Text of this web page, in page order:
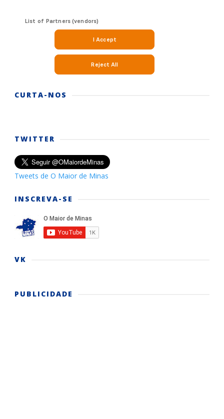
CURTA-NOS
TWITTER
Tweets de O Maior de Minas
INSCREVA-SE
VK
PUBLICIDADE